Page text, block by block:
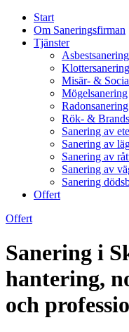
Start
Om Saneringsfirman
Tjänster
Asbestsanering
Klottersanering
Misär- &
Mögelsanering
Radonsanering
Rök- &
Sanering av
Sanering av
Sanering av
Sanering av
Sanering
Offert
Offert
Sanering i
hantering,
och